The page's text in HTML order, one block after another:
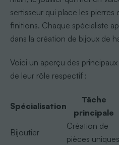
sertisseur qui place les pierres
finitions. Chaque spécialiste
dans la création de bijoux de
Voici un aperçu des
de leur rôle respectif :
Spécialisation
Tâche
principale
Bijoutier
Création de
pièces uniques